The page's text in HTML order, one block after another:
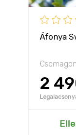
Áfonya
2